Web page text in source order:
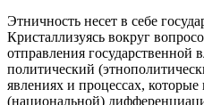
Этничность несет в себе
Кристаллизуясь вокруг
отправления государственной
политический
явлениях и процессах,
(национальной)